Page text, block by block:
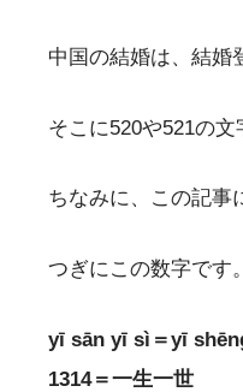
中国の結婚は、結婚
そこに520や521の
ちなみに、この記
つぎにこの数字です。
yī sān yī sì＝yī
1314＝一生一世